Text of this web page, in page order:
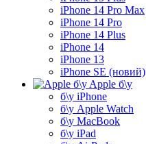
iPhone 14 Pro Max
iPhone 14 Pro
iPhone 14 Plus
iPhone 14
iPhone 13
iPhone SE (новий)
Apple б\у
б\у iPhone
б\у Apple Watch
б\у MacBook
б\у iPad